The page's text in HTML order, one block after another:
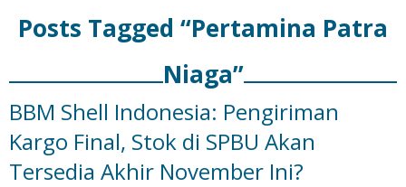
Posts Tagged “Pertamina Patra
Niaga”
BBM Shell Indonesia: Pengiriman
Kargo Final, Stok di SPBU Akan
Tersedia Akhir November Ini?